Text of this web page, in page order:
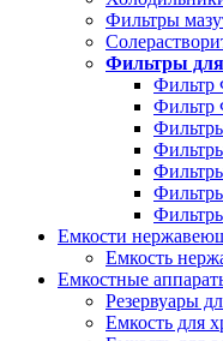
Фильтры
Фильтры для
Фильтр
Фильтр
Емкости
Емкость
Емкостные
Резервуары
Емкость для